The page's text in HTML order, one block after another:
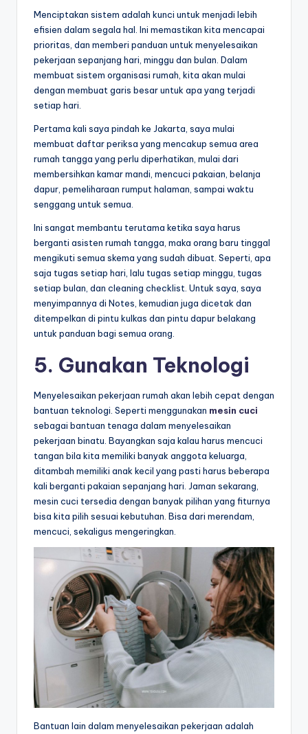
Menciptakan sistem adalah kunci untuk menjadi lebih
efisien dalam segala hal. Ini memastikan kita mencapai
prioritas, dan memberi panduan untuk menyelesaikan
pekerjaan sepanjang hari, minggu dan bulan. Dalam
membuat sistem organisasi rumah, kita akan mulai
dengan membuat garis besar untuk apa yang terjadi
setiap hari.
Pertama kali saya pindah ke Jakarta, saya mulai
membuat daftar periksa yang mencakup semua area
rumah tangga yang perlu diperhatikan, mulai dari
membersihkan kamar mandi, mencuci pakaian, belanja
dapur, pemeliharaan rumput halaman, sampai waktu
senggang untuk semua.
Ini sangat membantu terutama ketika saya harus
berganti asisten rumah tangga, maka orang baru tinggal
mengikuti semua skema yang sudah dibuat. Seperti, apa
saja tugas setiap hari, lalu tugas setiap minggu, tugas
setiap bulan, dan cleaning checklist. Untuk saya, saya
menyimpannya di Notes, kemudian juga dicetak dan
ditempelkan di pintu kulkas dan pintu dapur belakang
untuk panduan bagi semua orang.
5. Gunakan Teknologi
Menyelesaikan pekerjaan rumah akan lebih cepat dengan
bantuan teknologi. Seperti menggunakan mesin cuci
sebagai bantuan tenaga dalam menyelesaikan
pekerjaan binatu. Bayangkan saja kalau harus mencuci
tangan bila kita memiliki banyak anggota keluarga,
ditambah memiliki anak kecil yang pasti harus beberapa
kali berganti pakaian sepanjang hari. Jaman sekarang,
mesin cuci tersedia dengan banyak pilihan yang fiturnya
bisa kita pilih sesuai kebutuhan. Bisa dari merendam,
mencuci, sekaligus mengeringkan.
Bantuan lain dalam menyelesaikan pekerjaan adalah